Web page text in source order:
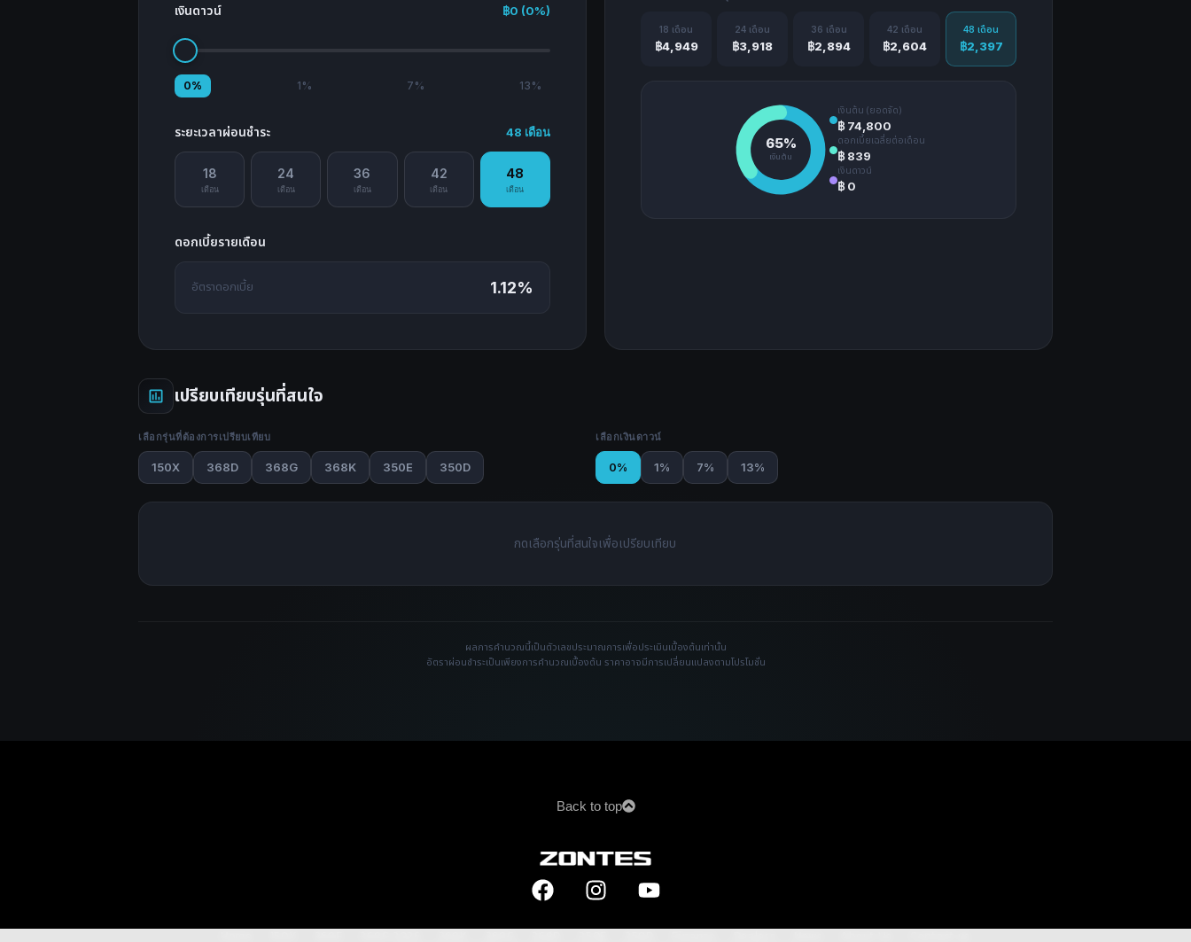
เงินดาวน์ ฿0 (0%)
0% 1% 7% 13%
ระยะเวลาผ่อนชำระ 48 เดือน
18
เดือน
24
เดือน
36
เดือน
42
เดือน
48
เดือน
ดอกเบี้ยรายเดือน
อัตราดอกเบี้ย 1.12%
18 เดือน
฿4,949
24 เดือน
฿3,918
36 เดือน
฿2,894
42 เดือน
฿2,604
48 เดือน
฿2,397
65%
เงินต้น
เงินต้น (ยอดจัด)
฿ 74,800
ดอกเบี้ยเฉลี่ยต่อเดือน
฿ 839
เงินดาวน์
฿ 0
เปรียบเทียบรุ่นที่สนใจ
เลือกรุ่นที่ต้องการเปรียบเทียบ
150X 368D 368G 368K 350E 350D
เลือกเงินดาวน์
0% 1% 7% 13%
กดเลือกรุ่นที่สนใจเพื่อเปรียบเทียบ
ผลการคำนวณนี้เป็นตัวเลขประมาณการเพื่อประเมินเบื้องต้นเท่านั้น
อัตราผ่อนชำระเป็นเพียงการคำนวณเบื้องต้น ราคาอาจมีการเปลี่ยนแปลงตามโปรโมชั่น
Back to top